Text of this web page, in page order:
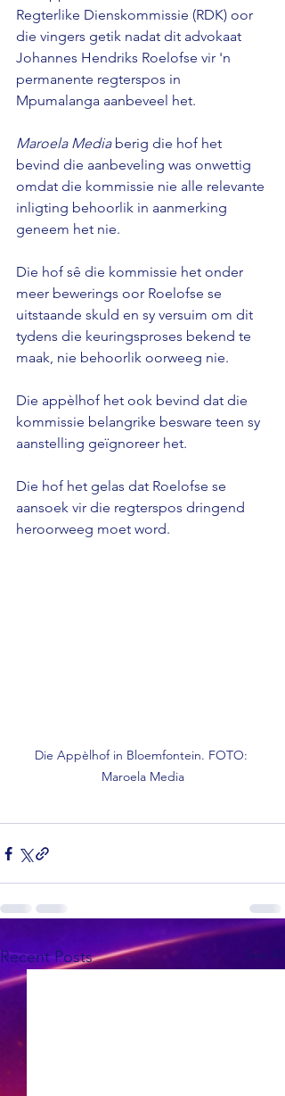
Regterlike Dienskommissie (RDK) oor
die vingers getik nadat dit advokaat
Johannes Hendriks Roelofse vir 'n
permanente regterspos in
Mpumalanga aanbeveel het.
Maroela Media berig die hof het
bevind die aanbeveling was onwettig
omdat die kommissie nie alle relevante
inligting behoorlik in aanmerking
geneem het nie.
Die hof sê die kommissie het onder
meer bewerings oor Roelofse se
uitstaande skuld en sy versuim om dit
tydens die keuringsproses bekend te
maak, nie behoorlik oorweeg nie.
Die appèlhof het ook bevind dat die
kommissie belangrike besware teen sy
aanstelling geïgnoreer het.
Die hof het gelas dat Roelofse se
aansoek vir die regterspos dringend
heroorweeg moet word.
Die Appèlhof in Bloemfontein. FOTO:
Maroela Media
Recent Posts See All